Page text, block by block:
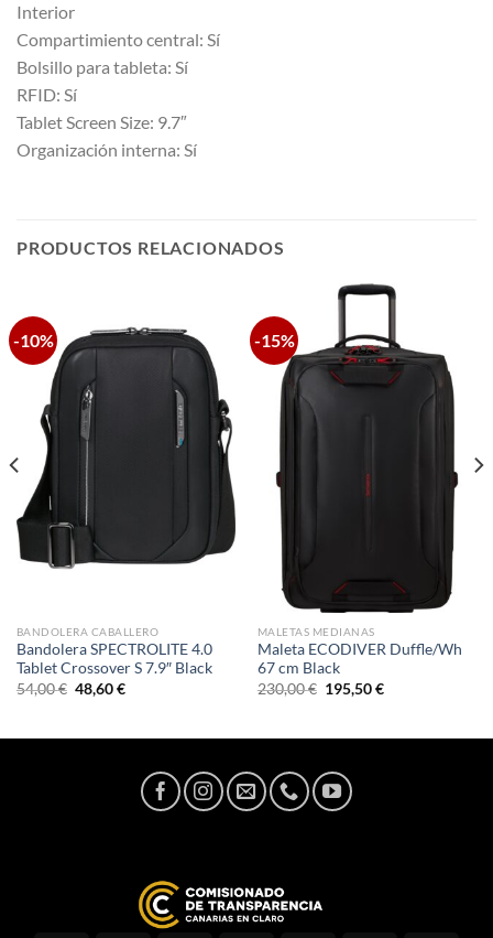
Interior
Compartimiento central: Sí
Bolsillo para tableta: Sí
RFID: Sí
Tablet Screen Size: 9.7″
Organización interna: Sí
PRODUCTOS RELACIONADOS
-10%
BANDOLERA CABALLERO
Bandolera SPECTROLITE 4.0
Tablet Crossover S 7.9″ Black
54,00€ El
precio
48,60€El
-15%
MALETAS MEDIANAS
Maleta ECODIVER Duffle/Wh
67 cm Black
230,00€ El
precio
195,50€El